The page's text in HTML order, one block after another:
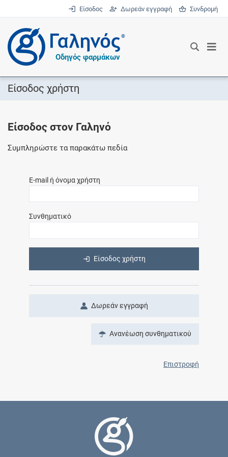
Είσοδος Δωρεάν εγγραφή Συνδρομή
®
Οδηγός φαρμάκων
Είσοδος χρήστη
Είσοδος στον Γαληνό
Συμπληρώστε τα παρακάτω πεδία
E-mail ή όνομα χρήστη
Συνθηματικό
Είσοδος χρήστη
Δωρεάν εγγραφή
Ανανέωση συνθηματικού
Επιστροφή